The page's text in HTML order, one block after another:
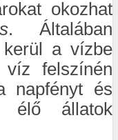
okozhat
. Általában
kerül a vízbe
felszínén
napfényt és
élő állatok